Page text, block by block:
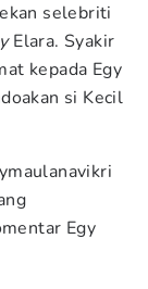
selebriti
Elara. Syakir
kepada Egy
si Kecil
Egy